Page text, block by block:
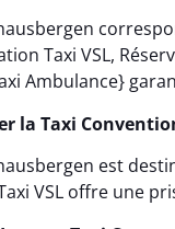
Taxi VSL,
Ambulance}
la Taxi
est
VSL offre une